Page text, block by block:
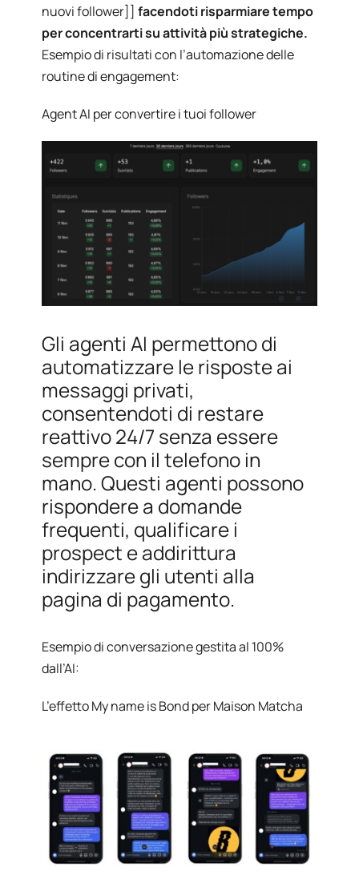
nuovi follower]]facendoti risparmiare tempo
per concentrarti su attività più strategiche.
Esempio di risultati con l’automazione delle
routine di engagement:
Agent AI per convertire i tuoi follower
Gli agenti AI permettono di
automatizzare le risposte ai
messaggi privati,
consentendoti di restare
reattivo 24/7 senza essere
sempre con il telefono in
mano. Questi agenti possono
rispondere a domande
frequenti, qualificare i
prospect e addirittura
indirizzare gli utenti alla
pagina di pagamento.
Esempio di conversazione gestita al 100%
dall’AI:
L’effetto My name is Bond per Maison Matcha